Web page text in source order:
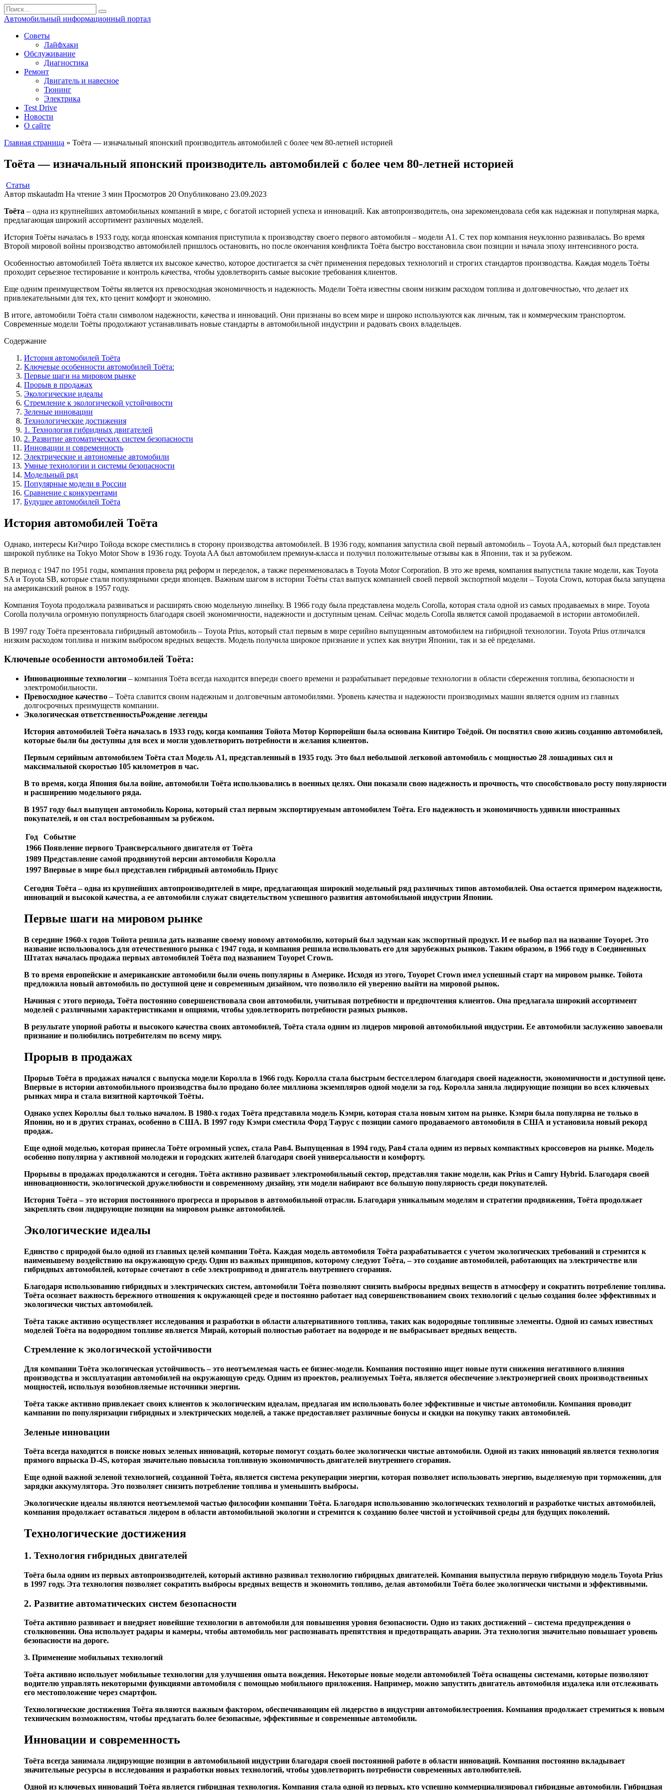
Перейти
к
Search
for:
Автомобильный информационный портал
Советы
Лайфхаки
Обслуживание
Диагностика
Ремонт
Двигатель и навесное
Тюнинг
Электрика
Test Drive
Новости
О сайте
Главная страница » Тоёта — изначальный японский производитель автомобилей с более чем 80-летней историей
Тоёта — изначальный японский производитель автомобилей с более чем 80-летней историей
Статьи
Автор mskautadm На чтение 3 мин Просмотров 20 Опубликовано 23.09.2023
Тоёта – одна из крупнейших автомобильных компаний в мире, с богатой историей успеха и инноваций. Как автопроизводитель, она зарекомендовала себя как надежная и популярная марка,
предлагающая широкий ассортимент различных моделей.
История Тоёты началась в 1933 году, когда японская компания приступила к производству своего первого автомобиля – модели А1. С тех пор компания неуклонно развивалась. Во время
Второй мировой войны производство автомобилей пришлось остановить, но после окончания конфликта Тоёта быстро восстановила свои позиции и начала эпоху интенсивного роста.
Особенностью автомобилей Тоёта является их высокое качество, которое достигается за счёт применения передовых технологий и строгих стандартов производства. Каждая модель Тоёты
проходит серьезное тестирование и контроль качества, чтобы удовлетворить самые высокие требования клиентов.
Еще одним преимуществом Тоёты является их превосходная экономичность и надежность. Модели Тоёта известны своим низким расходом топлива и долговечностью, что делает их
привлекательными для тех, кто ценит комфорт и экономию.
В итоге, автомобили Тоёта стали символом надежности, качества и инноваций. Они признаны во всем мире и широко используются как личным, так и коммерческим транспортом.
Современные модели Тоёты продолжают устанавливать новые стандарты в автомобильной индустрии и радовать своих владельцев.
Содержание
История автомобилей Тоёта
Ключевые особенности автомобилей Тоёта:
Первые шаги на мировом рынке
Прорыв в продажах
Экологические идеалы
Стремление к экологической устойчивости
Зеленые инновации
Технологические достижения
1. Технология гибридных двигателей
2. Развитие автоматических систем безопасности
Инновации и современность
Электрические и автономные автомобили
Умные технологии и системы безопасности
Модельный ряд
Популярные модели в России
Сравнение с конкурентами
Будущее автомобилей Тоёта
История автомобилей Тоёта
Однако, интересы Ки?чиро Тойода вскоре сместились в сторону производства автомобилей. В 1936 году, компания запустила свой первый автомобиль – Toyota AA, который был представлен
широкой публике на Tokyo Motor Show в 1936 году. Toyota AA был автомобилем премиум-класса и получил положительные отзывы как в Японии, так и за рубежом.
В период с 1947 по 1951 годы, компания провела ряд реформ и переделок, а также переименовалась в Toyota Motor Corporation. В это же время, компания выпустила такие модели, как Toyota
SA и Toyota SB, которые стали популярными среди японцев. Важным шагом в истории Тоёты стал выпуск компанией своей первой экспортной модели – Toyota Crown, которая была запущена
на американский рынок в 1957 году.
Компания Toyota продолжала развиваться и расширять свою модельную линейку. В 1966 году была представлена модель Corolla, которая стала одной из самых продаваемых в мире. Toyota
Corolla получила огромную популярность благодаря своей экономичности, надежности и доступным ценам. Сейчас модель Corolla является самой продаваемой в истории автомобилей.
В 1997 году Тоёта презентовала гибридный автомобиль – Toyota Prius, который стал первым в мире серийно выпущенным автомобилем на гибридной технологии. Toyota Prius отличался
низким расходом топлива и низким выбросом вредных веществ. Модель получила широкое признание и успех как внутри Японии, так и за её пределами.
Ключевые особенности автомобилей Тоёта:
Инновационные технологии – компания Тоёта всегда находится впереди своего времени и разрабатывает передовые технологии в области сбережения топлива, безопасности и
электромобильности.
Превосходное качество – Тоёта славится своим надежным и долговечным автомобилями. Уровень качества и надежности производимых машин является одним из главных
долгосрочных преимуществ компании.
Экологическая ответственностьРождение легенды
История автомобилей Тоёта началась в 1933 году, когда компания Тойота Мотор Корпорейшн была основана Киитиро Тоёдой. Он посвятил свою жизнь созданию автомобилей,
которые были бы доступны для всех и могли удовлетворить потребности и желания клиентов.
Первым серийным автомобилем Тоёта стал Модель А1, представленный в 1935 году. Это был небольшой легковой автомобиль с мощностью 28 лошадиных сил и
максимальной скоростью 105 километров в час.
В то время, когда Япония была войне, автомобили Тоёта использовались в военных целях. Они показали свою надежность и прочность, что способствовало росту популярности
и расширению модельного ряда.
В 1957 году был выпущен автомобиль Корона, который стал первым экспортируемым автомобилем Тоёта. Его надежность и экономичность удивили иностранных
покупателей, и он стал востребованным за рубежом.
Год
Событие
1966 Появление первого Трансверсального двигателя от Тоёта
1989 Представление самой продвинутой версии автомобиля Королла
1997 Впервые в мире был представлен гибридный автомобиль Приус
Сегодня Тоёта – одна из крупнейших автопроизводителей в мире, предлагающая широкий модельный ряд различных типов автомобилей. Она остается примером надежности,
инноваций и высокой качества, а ее автомобили служат свидетельством успешного развития автомобильной индустрии Японии.
Первые шаги на мировом рынке
В середине 1960-х годов Тойота решила дать название своему новому автомобилю, который был задуман как экспортный продукт. И ее выбор пал на название Toyopet. Это
название использовалось для отечественного рынка с 1947 года, и компания решила использовать его для зарубежных рынков. Таким образом, в 1966 году в Соединенных
Штатах началась продажа первых автомобилей Тоёта под названием Toyopet Crown.
В то время европейские и американские автомобили были очень популярны в Америке. Исходя из этого, Toyopet Crown имел успешный старт на мировом рынке. Тойота
предложила новый автомобиль по доступной цене и современным дизайном, что позволило ей уверенно выйти на мировой рынок.
Начиная с этого периода, Тоёта постоянно совершенствовала свои автомобили, учитывая потребности и предпочтения клиентов. Она предлагала широкий ассортимент
моделей с различными характеристиками и опциями, чтобы удовлетворить потребности разных рынков.
В результате упорной работы и высокого качества своих автомобилей, Тоёта стала одним из лидеров мировой автомобильной индустрии. Ее автомобили заслуженно завоевали
признание и полюбились потребителям по всему миру.
Прорыв в продажах
Прорыв Тоёта в продажах начался с выпуска модели Королла в 1966 году. Королла стала быстрым бестселлером благодаря своей надежности, экономичности и доступной цене.
Впервые в истории автомобильного производства было продано более миллиона экземпляров одной модели за год. Королла заняла лидирующие позиции во всех ключевых
рынках мира и стала визитной карточкой Тоёты.
Однако успех Короллы был только началом. В 1980-х годах Тоёта представила модель Кэмри, которая стала новым хитом на рынке. Кэмри была популярна не только в
Японии, но и в других странах, особенно в США. В 1997 году Кэмри сместила Форд Таурус с позиции самого продаваемого автомобиля в США и установила новый рекорд
продаж.
Еще одной моделью, которая принесла Тоёте огромный успех, стала Рав4. Выпущенная в 1994 году, Рав4 стала одним из первых компактных кроссоверов на рынке. Модель
особенно популярна у активной молодежи и городских жителей благодаря своей универсальности и комфорту.
Прорывы в продажах продолжаются и сегодня. Тоёта активно развивает электромобильный сектор, представляя такие модели, как Prius и Camry Hybrid. Благодаря своей
инновационности, экологической дружелюбности и современному дизайну, эти модели набирают все большую популярность среди покупателей.
История Тоёта – это история постоянного прогресса и прорывов в автомобильной отрасли. Благодаря уникальным моделям и стратегии продвижения, Тоёта продолжает
закреплять свои лидирующие позиции на мировом рынке автомобилей.
Экологические идеалы
Единство с природой было одной из главных целей компании Тоёта. Каждая модель автомобиля Тоёта разрабатывается с учетом экологических требований и стремится к
наименьшему воздействию на окружающую среду. Один из важных принципов, которому следуют Тоёта, – это создание автомобилей, работающих на электричестве или
гибридных автомобилей, которые сочетают в себе электропривод и двигатель внутреннего сгорания.
Благодаря использованию гибридных и электрических систем, автомобили Тоёта позволяют снизить выбросы вредных веществ в атмосферу и сократить потребление топлива.
Тоёта осознает важность бережного отношения к окружающей среде и постоянно работает над совершенствованием своих технологий с целью создания более эффективных и
экологически чистых автомобилей.
Тоёта также активно осуществляет исследования и разработки в области альтернативного топлива, таких как водородные топливные элементы. Одной из самых известных
моделей Тоёта на водородном топливе является Мирай, который полностью работает на водороде и не выбрасывает вредных веществ.
Стремление к экологической устойчивости
Для компании Тоёта экологическая устойчивость – это неотъемлемая часть ее бизнес-модели. Компания постоянно ищет новые пути снижения негативного влияния
производства и эксплуатации автомобилей на окружающую среду. Одним из проектов, реализуемых Тоёта, является обеспечение электроэнергией своих производственных
мощностей, используя возобновляемые источники энергии.
Тоёта также активно привлекает своих клиентов к экологическим идеалам, предлагая им использовать более эффективные и чистые автомобили. Компания проводит
кампании по популяризации гибридных и электрических моделей, а также предоставляет различные бонусы и скидки на покупку таких автомобилей.
Зеленые инновации
Тоёта всегда находится в поиске новых зеленых инноваций, которые помогут создать более экологически чистые автомобили. Одной из таких инноваций является технология
прямого впрыска D-4S, которая значительно повысила топливную экономичность двигателей внутреннего сгорания.
Еще одной важной зеленой технологией, созданной Тоёта, является система рекуперации энергии, которая позволяет использовать энергию, выделяемую при торможении, для
зарядки аккумулятора. Это позволяет снизить потребление топлива и уменьшить выбросы.
Экологические идеалы являются неотъемлемой частью философии компании Тоёта. Благодаря использованию экологических технологий и разработке чистых автомобилей,
компания продолжает оставаться лидером в области автомобильной экологии и стремится к созданию более чистой и устойчивой среды для будущих поколений.
Технологические достижения
1. Технология гибридных двигателей
Тоёта была одним из первых автопроизводителей, который активно развивал технологию гибридных двигателей. Компания выпустила первую гибридную модель Toyota Prius
в 1997 году. Эта технология позволяет сократить выбросы вредных веществ и экономить топливо, делая автомобили Тоёта более экологически чистыми и эффективными.
2. Развитие автоматических систем безопасности
Тоёта активно развивает и внедряет новейшие технологии в автомобили для повышения уровня безопасности. Одно из таких достижений – система предупреждения о
столкновении. Она использует радары и камеры, чтобы автомобиль мог распознавать препятствия и предотвращать аварии. Эта технология значительно повышает уровень
безопасности на дороге.
3. Применение мобильных технологий
Тоёта активно использует мобильные технологии для улучшения опыта вождения. Некоторые новые модели автомобилей Тоёта оснащены системами, которые позволяют
водителю управлять некоторыми функциями автомобиля с помощью мобильного приложения. Например, можно запустить двигатель автомобиля издалека или отслеживать
его местоположение через смартфон.
Технологические достижения Тоёта являются важным фактором, обеспечивающим ей лидерство в индустрии автомобилестроения. Компания продолжает стремиться к новым
техническим возможностям, чтобы предлагать более безопасные, эффективные и современные автомобили.
Инновации и современность
Тоёта всегда занимала лидирующие позиции в автомобильной индустрии благодаря своей постоянной работе в области инноваций. Компания постоянно вкладывает
значительные ресурсы в исследования и разработки новых технологий, чтобы удовлетворить потребности современных автолюбителей.
Одной из ключевых инноваций Тоёта является гибридная технология. Компания стала одной из первых, кто успешно коммерциализировал гибридные автомобили. Гибридная